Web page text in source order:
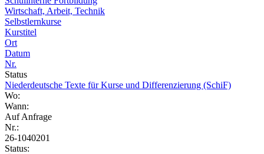
Wirtschaft, Arbeit, Technik
Selbstlernkurse
Kurstitel
Ort
Datum
Nr.
Status
Niederdeutsche Texte für Kurse und Differenzierung (SchiF)
Wo:
Wann:
Auf Anfrage
Nr.:
26-1040201
Status: